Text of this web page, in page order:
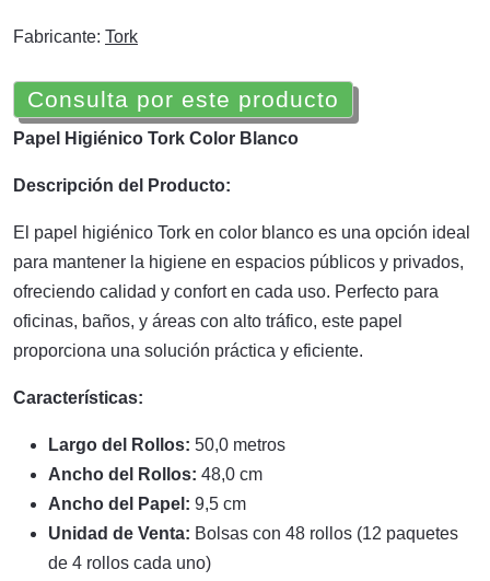
Fabricante: Tork
Consulta por este producto
Papel Higiénico Tork Color Blanco
Descripción del Producto:
El papel higiénico Tork en color blanco es una opción ideal
para mantener la higiene en espacios públicos y privados,
ofreciendo calidad y confort en cada uso. Perfecto para
oficinas, baños, y áreas con alto tráfico, este papel
proporciona una solución práctica y eficiente.
Características:
Largo del Rollos: 50,0 metros
Ancho del Rollos: 48,0 cm
Ancho del Papel: 9,5 cm
Unidad de Venta: Bolsas con 48 rollos (12 paquetes
de 4 rollos cada uno)